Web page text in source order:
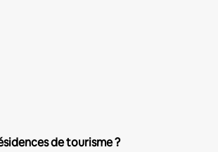
de tourisme ?